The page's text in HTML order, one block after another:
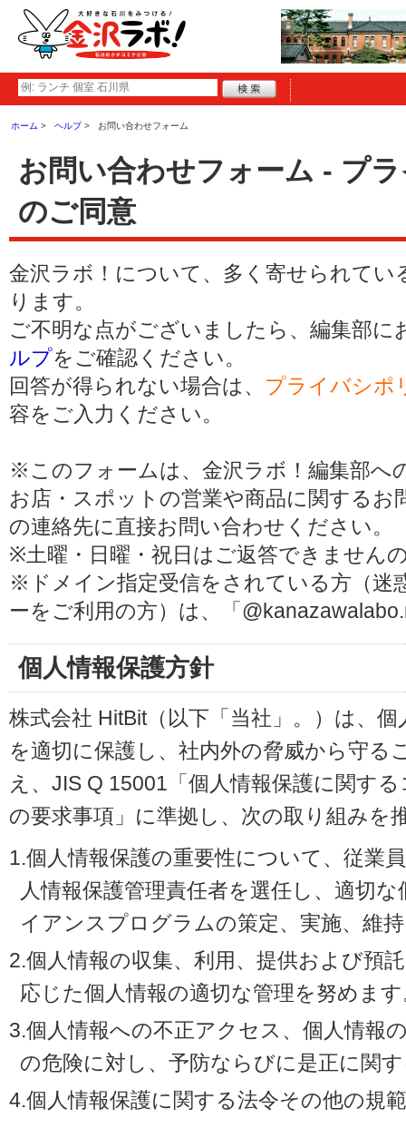
ホーム ヘルプ お問い合わせフォーム
お問い合わせフォーム - プ
のご同意
金沢ラボ！について、多く寄せられてい
ります。
ご不明な点がございましたら、編集部
ルプをご確認ください。
回答が得られない場合は、 プライバシポ
容をご入力ください。
※このフォームは、金沢ラボ！編集部へ
お店・スポットの営業や商品に関する
の連絡先に直接お問い合わせください。
※土曜・日曜・祝日はご返答できません
※ドメイン指定受信をされている方（迷
ーをご利用の方）は、「
個人情報保護方針
株式会社 HitBit（以下「当社」。）は、
を適切に保護し、社内外の脅威から守る
え、JIS Q 15001「個人情報保護に関す
の要求事項」に準拠し、次の取り組みを
1.個人情報保護の重要性について、従業
人情報保護管理責任者を選任し、適切
イアンスプログラムの策定、実施、維
2.個人情報の収集、利用、提供および預
応じた個人情報の適切な管理を努めま
3.個人情報への不正アクセス、個人情報
の危険に対し、予防ならびに是正に関
4.個人情報保護に関する法令その他の規